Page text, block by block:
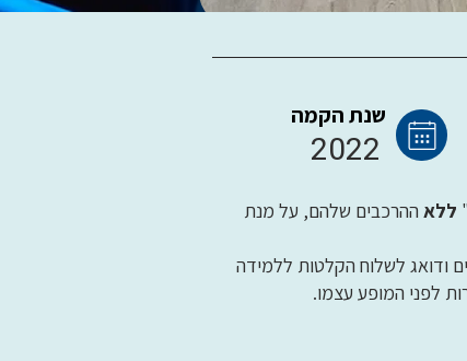
שנת הקמה
2022
ללא ההרכבים שלהם, על מנת
ודואג לשלוח הקלטות ללמידה
לפני המופע עצמו.